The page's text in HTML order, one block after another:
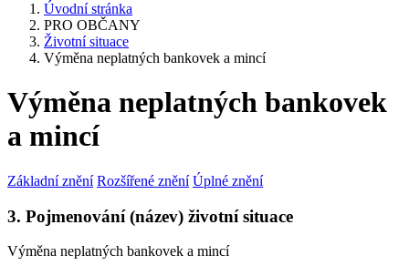
Úvodní stránka
PRO OBČANY
Životní situace
Výměna neplatných bankovek a mincí
Výměna neplatných bankovek
a mincí
Základní znění Rozšířené znění Úplné znění
3. Pojmenování (název) životní situace
Výměna neplatných bankovek a mincí